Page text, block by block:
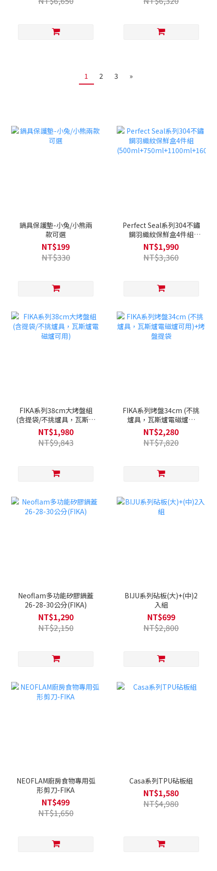
1 2 3 »
鍋具保護墊-小兔/小熊兩
款可選
NT$199
NT$330
Perfect Seal系列304不鏽
鋼羽織紋保鮮盒4件組
NT$1,990
NT$3,360
FIKA系列38cm大烤盤組
(含提袋/不挑爐具，瓦斯爐
電磁爐可用)
NT$1,980
NT$9,843
FIKA系列烤盤34cm (不挑
爐具，瓦斯爐電磁爐可
用)+烤盤提袋
NT$2,280
NT$7,820
Neoflam多功能矽膠鍋蓋
26-28-30公分(FIKA)
NT$1,290
NT$2,150
BIJU系列砧板(大)+(中)2
入組
NT$699
NT$2,800
NEOFLAM廚房食物專用弧
形剪刀-FIKA
NT$499
NT$1,650
Casa系列TPU砧板組
NT$1,580
NT$4,980